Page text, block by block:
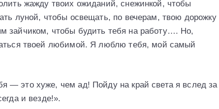
жажду твоих ожиданий, снежинкой, чтобы
луной, чтобы освещать, по вечерам, твою дорожку
зайчиком, чтобы будить тебя на работу…. Но,
твоей любимой. Я люблю тебя, мой самый
— это хуже, чем ад! Пойду на край света я вслед за
и везде!».